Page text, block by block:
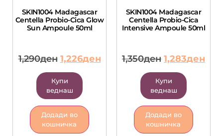
SKIN1004 Madagascar
Centella Probio-Cica Glow
Sun Ampoule 50ml
1,290ден 1,226ден
Купи
веднаш
Додади во
кошничка
SKIN1004 Madagascar
Centella Probio-Cica
Intensive Ampoule 50ml
1,350ден 1,283ден
Купи
веднаш
Додади во
кошничка